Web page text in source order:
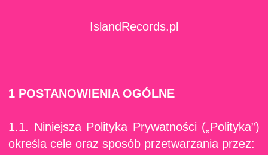
IslandRecords.pl
1 POSTANOWIENIA OGÓLNE
1.1. Niniejsza Polityka Prywatności („Polityka”)
określa cele oraz sposób przetwarzania przez: